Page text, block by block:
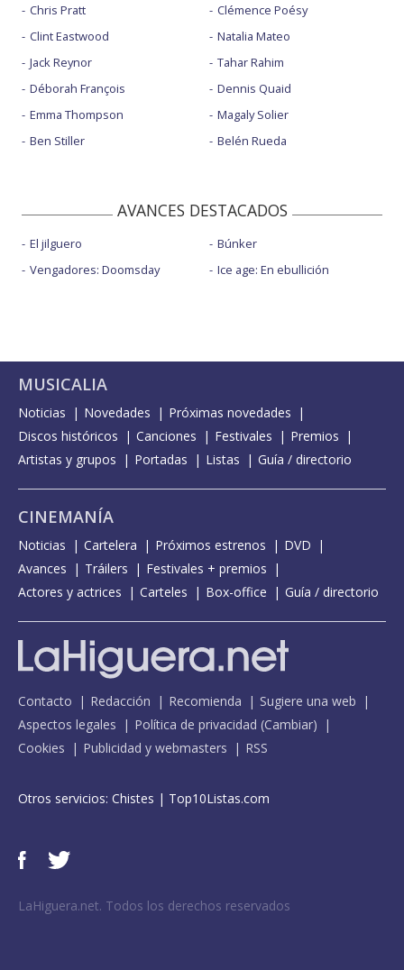
Chris Pratt
Clint Eastwood
Jack Reynor
Déborah François
Emma Thompson
Ben Stiller
Clémence Poésy
Natalia Mateo
Tahar Rahim
Dennis Quaid
Magaly Solier
Belén Rueda
AVANCES DESTACADOS
El jilguero
Vengadores: Doomsday
Búnker
Ice age: En ebullición
MUSICALIA
Noticias Novedades
Próximas novedades
Discos históricos
Canciones Festivales
Premios
Artistas y grupos
Portadas Listas Guía / directorio
CINEMANÍA
Noticias Cartelera Próximos estrenos
DVD
Avances
Tráilers
Festivales + premios
Actores y actrices
Carteles Box-office Guía / directorio
Contacto Redacción Recomienda
Sugiere una web
Aspectos legales
Política de privacidad (Cambiar)
Cookies
Publicidad y webmasters RSS
Otros servicios: Chistes | Top10Listas.com
LaHiguera.net. Todos los derechos reservados